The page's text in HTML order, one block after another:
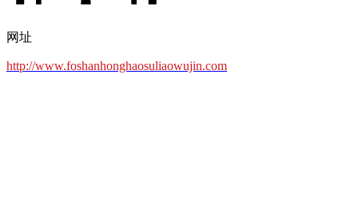
网址
http://www.foshanhonghaosuliaowujin.com